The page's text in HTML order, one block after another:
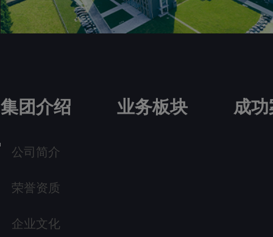
集团介绍
公司简介
荣誉资质
企业文化
业务板块 成